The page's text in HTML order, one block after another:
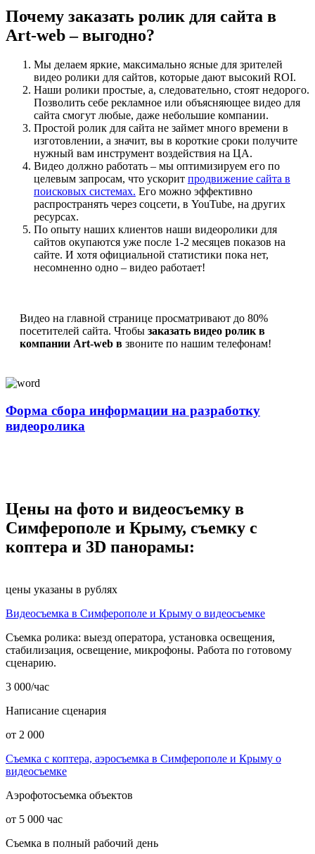
Почему заказать ролик для сайта в
Art-web – выгодно?
Мы делаем яркие, максимально ясные для зрителей
видео ролики для сайтов, которые дают высокий ROI.
Наши ролики простые, а, следовательно, стоят недорого.
Позволить себе рекламное или объясняющее видео для
сайта смогут любые, даже небольшие компании.
Простой ролик для сайта не займет много времени в
изготовлении, а значит, вы в короткие сроки получите
нужный вам инструмент воздействия на ЦА.
Видео должно работать – мы оптимизируем его по
целевым запросам, что ускорит продвижение сайта в
поисковых системах. Его можно эффективно
распространять через соцсети, в YouTube, на других
ресурсах.
По опыту наших клиентов наши видеоролики для
сайтов окупаются уже после 1-2 месяцев показов на
сайте. И хотя официальной статистики пока нет,
несомненно одно – видео работает!
Видео на главной странице просматривают до 80%
посетителей сайта. Чтобы заказать видео ролик в
компании Art-web в звоните по нашим телефонам!
Форма сбора информации на разработку
видеоролика
Цены на фото и видеосъемку в
Симферополе и Крыму, съемку с
коптера и 3D панорамы:
цены указаны в рублях
Видеосъемка в Симферополе и Крыму о видеосъемке
Съемка ролика: выезд оператора, установка освещения,
стабилизация, освещение, микрофоны. Работа по готовому
сценарию.
3 000/час
Написание сценария
от 2 000
Съемка с коптера, аэросъемка в Симферополе и Крыму о
видеосъемке
Аэрофотосъемка объектов
от 5 000 час
Съемка в полный рабочий день